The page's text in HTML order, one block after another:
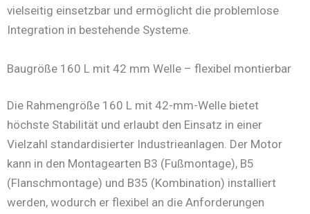
vielseitig einsetzbar und ermöglicht die problemlose
Integration in bestehende Systeme.
Baugröße 160 L mit 42 mm Welle – flexibel montierbar
Die Rahmengröße 160 L mit 42-mm-Welle bietet
höchste Stabilität und erlaubt den Einsatz in einer
Vielzahl standardisierter Industrieanlagen. Der Motor
kann in den Montagearten B3 (Fußmontage), B5
(Flanschmontage) und B35 (Kombination) installiert
werden, wodurch er flexibel an die Anforderungen